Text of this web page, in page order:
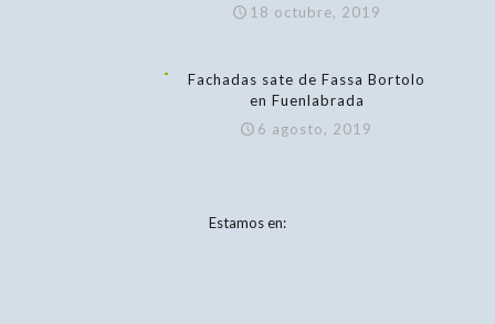
18 octubre, 2019
Fachadas sate de Fassa Bortolo
en Fuenlabrada
6 agosto, 2019
Estamos en: